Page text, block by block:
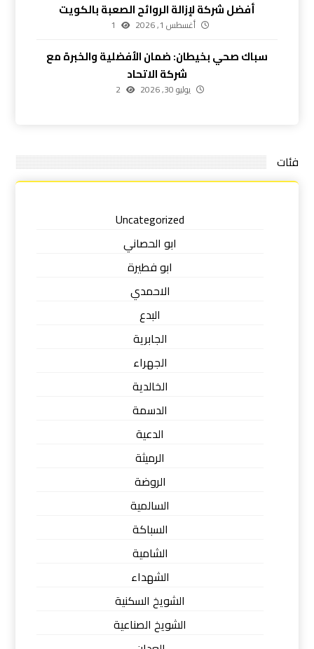
أفضل شركة لإزالة الروائح الصعبة بالكويت
أغسطس 1, 2026 1
سباك صحي بخيطان: ضمان الأفضلية والخبرة مع
شركة الاتحاد
يوليو 30, 2026 2
فئات
Uncategorized
ابو الحصاني
ابو فطيرة
الاحمدي
البدع
الجابرية
الجهراء
الخالدية
الدسمة
الدعية
الرميثة
الروضة
السالمية
السباكة
الشامية
الشهداء
الشويخ السكنية
الشويخ الصناعية